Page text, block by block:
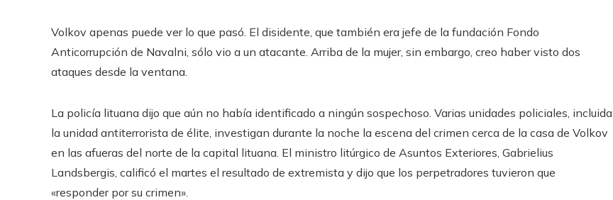
Volkov apenas puede ver lo que pasó. El disidente, que también era jefe de la fundación Fondo
Anticorrupción de Navalni, sólo vio a un atacante. Arriba de la mujer, sin embargo, creo haber visto dos
ataques desde la ventana.
La policía lituana dijo que aún no había identificado a ningún sospechoso. Varias unidades policiales, incluida
la unidad antiterrorista de élite, investigan durante la noche la escena del crimen cerca de la casa de Volkov
en las afueras del norte de la capital lituana. El ministro litúrgico de Asuntos Exteriores, Gabrielius
Landsbergis, calificó el martes el resultado de extremista y dijo que los perpetradores tuvieron que
«responder por su crimen».